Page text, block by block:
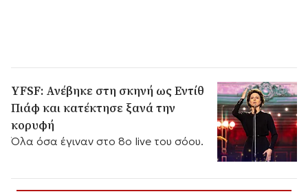
YFSF: Ανέβηκε στη σκηνή ως Εντίθ
Πιάφ και κατέκτησε ξανά την
κορυφή
Όλα όσα έγιναν στο 8ο live του σόου.